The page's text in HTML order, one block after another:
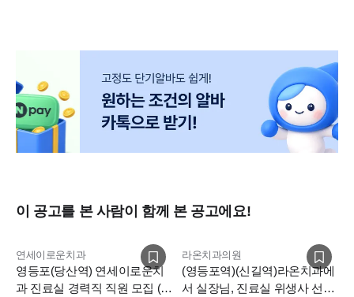
이 공고를 본 사람이 함께 본 공고에요!
연세이로운치과
영등포(당산역) 연세이로운치
과 진료실 경력직 직원 모집 (주
라온치과의원
(영등포역)(신길역)라온치과에
서 실장님, 진료실 위생사 선생